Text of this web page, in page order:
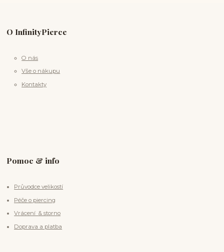
O InfinityPierce
O nás
Vše o nákupu
Kontakty
Pomoc & info
Průvodce velikostí
Péče o piercing
Vrácení & storno
Doprava a platba